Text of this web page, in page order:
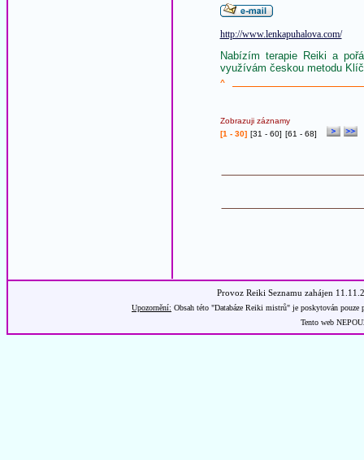
http://www.lenkapuhalova.com/
Nabízím terapie Reiki a
využívám českou metodu
^
Zobrazuji záznamy
[1 - 30] [31 - 60] [61 - 68]
Provoz Reiki Seznamu zahájen
Upozornění: Obsah této "Databáze Reiki mistrů" je poskytován
Tento web